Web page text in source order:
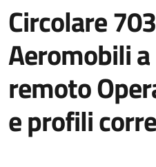
Circolare
Aeromobili
remoto
e profili